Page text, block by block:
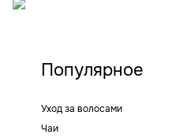
Популярное
Уход за волосами
Чаи